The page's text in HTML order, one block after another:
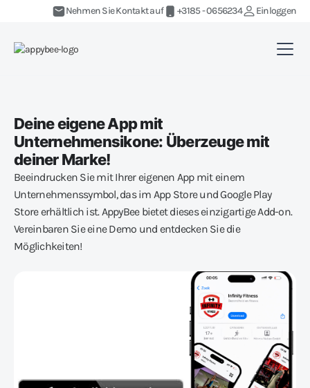
Nehmen Sie Kontakt auf +3185 - 0656234 Einloggen
Deine eigene App mit
Unternehmensikone: Überzeuge mit
deiner Marke!
Beeindrucken Sie mit Ihrer eigenen App mit einem
Unternehmenssymbol, das im App Store und Google Play
Store erhältlich ist. AppyBee bietet dieses einzigartige Add-on.
Vereinbaren Sie eine Demo und entdecken Sie die
Möglichkeiten!